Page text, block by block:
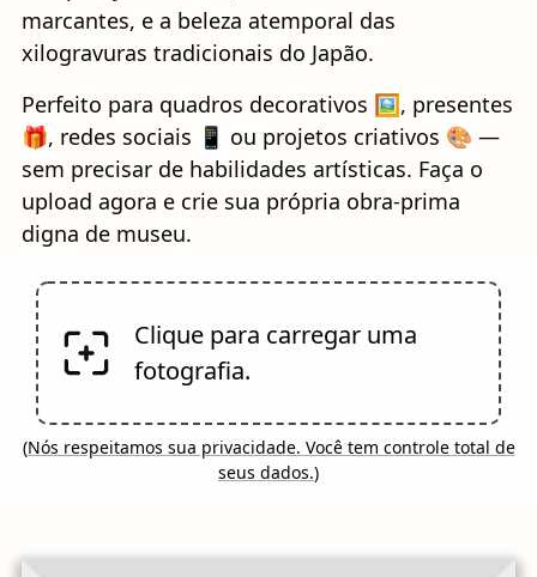
marcantes, e a beleza atemporal das
xilogravuras tradicionais do Japão.
Perfeito para quadros decorativos 🖼️, presentes
🎁, redes sociais 📱 ou projetos criativos 🎨 —
sem precisar de habilidades artísticas. Faça o
upload agora e crie sua própria obra-prima
digna de museu.
Clique para carregar uma
fotografia.
(Nós respeitamos sua privacidade. Você tem controle total de
seus dados.)